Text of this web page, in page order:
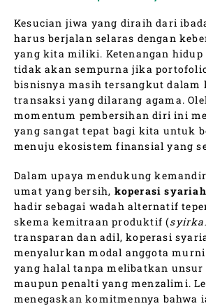
Kesucian jiwa yang diraih dari
harus berjalan selaras dengan
yang kita miliki. Ketenangan
tidak akan sempurna jika
bisnisnya masih tersangkut dalam
transaksi yang dilarang agama.
momentum pembersihan diri ini
yang sangat tepat bagi kita untuk
menuju ekosistem finansial yang
Dalam upaya mendukung
umat yang bersih, koperasi
hadir sebagai wadah alternatif
skema kemitraan produktif (
transparan dan adil, koperasi
menyalurkan modal anggota
yang halal tanpa melibatkan unsur
maupun penalti yang menzalimi.
menegaskan komitmennya bahwa